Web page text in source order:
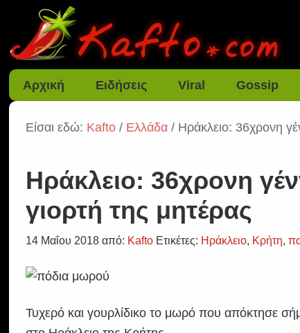
Αρχική Ειδήσεις Viral Gossip
Είσαι εδώ: Kafto / Ελλάδα / Ηράκλειο: 36χρονη
Ηράκλειο: 36χρονη
γιορτή της μητέρας
14 Μαΐου 2018 από: Kafto Ετικέτες: Ηράκλειο, Κρήτη,
Τυχερό και γουρλίδικο το μωρό που απόκτησε